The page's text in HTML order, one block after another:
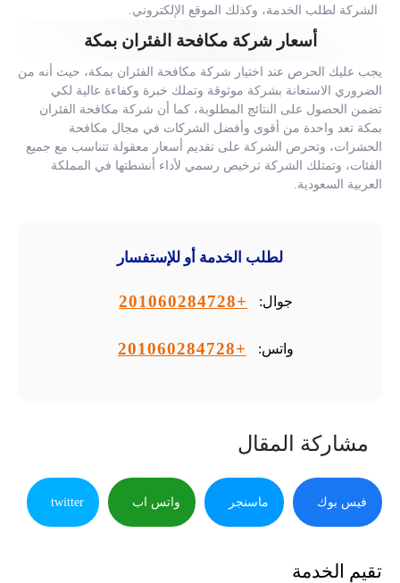
الشركة لطلب الخدمة، وكذلك الموقع الإلكتروني.
أسعار شركة مكافحة الفئران بمكة
يجب عليك الحرص عند اختيار شركة مكافحة الفئران بمكة، حيث أنه من
الضروري الاستعانة بشركة موثوقة وتملك خبرة وكفاءة عالية لكي
تضمن الحصول على النتائج المطلوبة، كما أن شركة مكافحة الفئران
بمكة تعد واحدة من أقوى وأفضل الشركات في مجال مكافحة
الحشرات، وتحرص الشركة على تقديم أسعار معقولة تتناسب مع جميع
الفئات، وتمتلك الشركة ترخيص رسمي لأداء أنشطتها في المملكة
العربية السعودية.
لطلب الخدمة أو للإستفسار
جوال: +201060284728
واتس: +201060284728
مشاركة المقال
فيس بوك ماسنجر واتس اب twitter
تقيم الخدمة